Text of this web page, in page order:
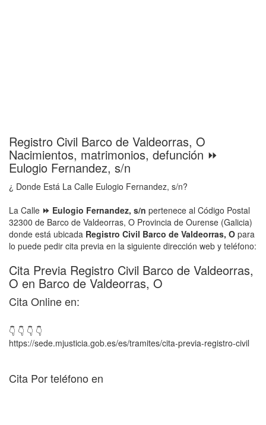
Registro Civil Barco de Valdeorras, O
Nacimientos, matrimonios, defunción ⏩
Eulogio Fernandez, s/n
¿ Donde Está La Calle Eulogio Fernandez, s/n?
La Calle ⏩ Eulogio Fernandez, s/n pertenece al Código Postal
32300 de Barco de Valdeorras, O Provincia de Ourense (Galicia)
donde está ubicada Registro Civil Barco de Valdeorras, O para
lo puede pedir cita previa en la siguiente dirección web y teléfono:
Cita Previa Registro Civil Barco de Valdeorras,
O en Barco de Valdeorras, O
Cita Online en:
👇 👇 👇 👇
https://sede.mjusticia.gob.es/es/tramites/cita-previa-registro-civil
Cita Por teléfono en